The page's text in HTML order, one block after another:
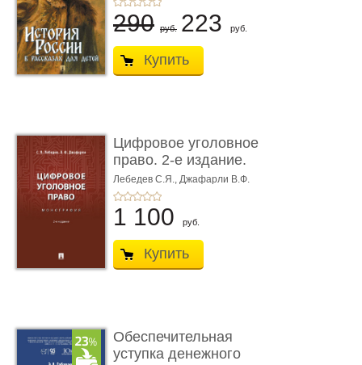
290 руб. 223 руб.
Купить
Цифровое уголовное
право. 2-е издание.
Монограф ...
Лебедев С.Я., Джафарли В.Ф.
1 100 руб.
Купить
Обеспечительная
уступка денежного